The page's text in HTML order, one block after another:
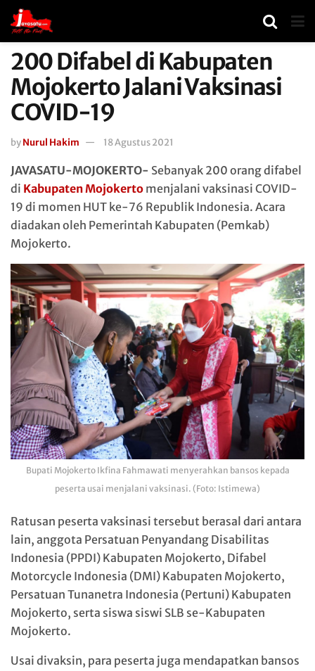
200 Difabel di Kabupaten
Mojokerto Jalani Vaksinasi
COVID-19
byNurul Hakim 18 Agustus 2021
JAVASATU-MOJOKERTO- Sebanyak 200 orang difabel
di Kabupaten Mojokerto menjalani vaksinasi COVID-
19 di momen HUT ke-76 Republik Indonesia. Acara
diadakan oleh Pemerintah Kabupaten (Pemkab)
Mojokerto.
Bupati Mojokerto Ikfina Fahmawati menyerahkan bansos kepada
peserta usai menjalani vaksinasi. (Foto: Istimewa)
Ratusan peserta vaksinasi tersebut berasal dari antara
lain, anggota Persatuan Penyandang Disabilitas
Indonesia (PPDI) Kabupaten Mojokerto, Difabel
Motorcycle Indonesia (DMI) Kabupaten Mojokerto,
Persatuan Tunanetra Indonesia (Pertuni) Kabupaten
Mojokerto, serta siswa siswi SLB se-Kabupaten
Mojokerto.
Usai divaksin, para peserta juga mendapatkan bansos